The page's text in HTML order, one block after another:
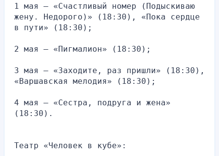
1 мая — «Счастливый номер (Подыскиваю
жену. Недорого)» (18:30), «Пока сердце
в пути» (18:30);
2 мая — «Пигмалион» (18:30);
3 мая — «Заходите, раз пришли» (18:30),
«Варшавская мелодия» (18:30);
4 мая — «Сестра, подруга и жена»
(18:30).
Театр «Человек в кубе»: